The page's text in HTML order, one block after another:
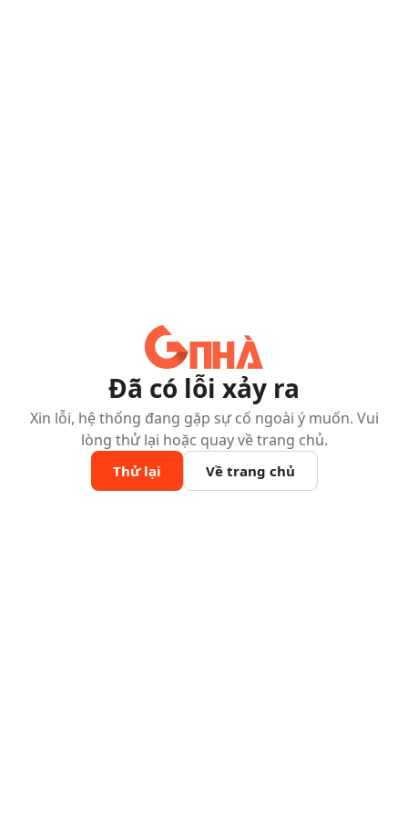
Đã có lỗi xảy ra
Xin lỗi, hệ thống đang gặp sự cố ngoài ý muốn. Vui
lòng thử lại hoặc quay về trang chủ.
Thử lại Về trang chủ